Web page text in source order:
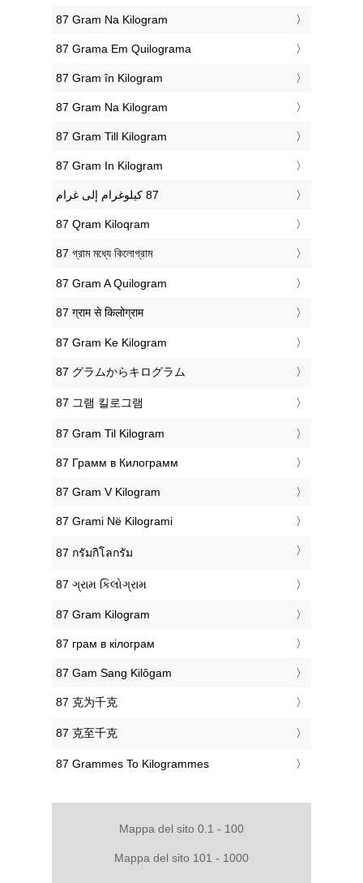
‎87 Gram Na Kilogram
‎87 Grama Em Quilograma
‎87 Gram în Kilogram
‎87 Gram Na Kilogram
‎87 Gram Till Kilogram
‎87 Gram In Kilogram
‎87 Qram Kiloqram
‎87 গ্রাম মধ্যে কিলোগ্রাম
‎87 Gram A Quilogram
‎87 ग्राम से किलोग्राम
‎87 Gram Ke Kilogram
‎87 グラムからキログラム
‎87 그램 킬로그램
‎87 Gram Til Kilogram
‎87 Грамм в Килограмм
‎87 Gram V Kilogram
‎87 Grami Në Kilogrami
‎87 กรัมกิโลกรัม
‎87 ગ્રામ કિલોગ્રામ
‎87 Gram Kilogram
‎87 грам в кілограм
‎87 Gam Sang Kilôgam
‎87 克为千克
‎87 克至千克
‎87 Grammes To Kilogrammes
Mappa del sito 0.1 - 100
Mappa del sito 101 - 1000